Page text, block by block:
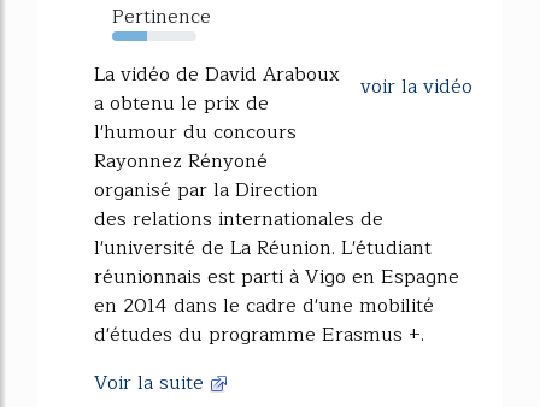
Pertinence
42%
voir la vidéo
La vidéo de David Araboux
a obtenu le prix de
l'humour du concours
Rayonnez Rényoné
organisé par la Direction
des relations internationales de
l'université de La Réunion. L'étudiant
réunionnais est parti à Vigo en Espagne
en 2014 dans le cadre d'une mobilité
d'études du programme Erasmus +.
Voir la suite